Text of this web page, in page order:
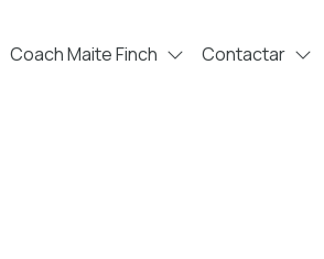
Coach Maite Finch Contactar